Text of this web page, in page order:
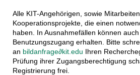
Alle KIT-Angehörigen, sowie
Kooperationsprojekte, die einen
haben. In Ausnahmefällen können
Benutzungszugang erhalten. Bitte
an bildanfrage∂kit.edu Ihren
Prüfung ihrer Zugangsberechtigung
Registrierung frei.